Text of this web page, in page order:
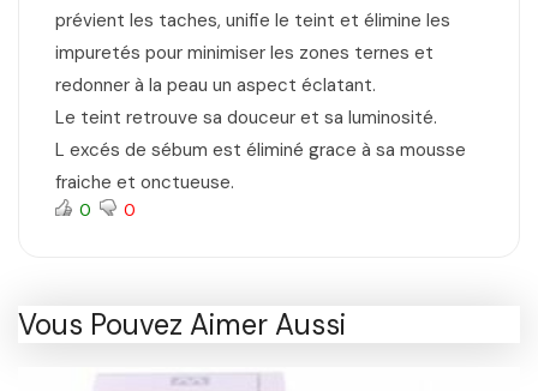
prévient les taches, unifie le teint et élimine les
impuretés pour minimiser les zones ternes et
redonner à la peau un aspect éclatant.
Le teint retrouve sa douceur et sa luminosité.
L excés de sébum est éliminé grace à sa mousse
fraiche et onctueuse.
0 0
Vous Pouvez Aimer Aussi